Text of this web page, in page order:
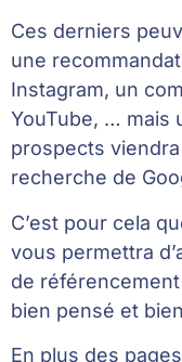
Ces derniers
une
Instagram, un
YouTube, … mais
prospects
recherche de
C’est pour cela
vous permettra
de
bien pensé et
En plus des